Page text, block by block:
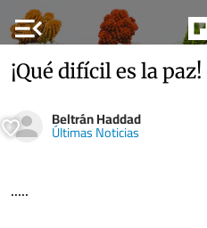
menu_open
¡Qué difícil es la paz!
Beltrán Haddad
Últimas Noticias
.....